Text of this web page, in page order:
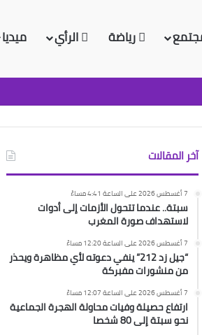
رياضة الرأي ميديا
آخر المقالات
7 أغسطس 2026 على الساعة 4:41 مساءً
سبتة.. عندما تتحول الأزمات إلى أدوات
لاستهداف صورة المغرب
7 أغسطس 2026 على الساعة 12:20 مساءً
“جيل زد 212” ينفي دعوته لأي مظاهرة ويحذر
من منشورات مفبركة
7 أغسطس 2026 على الساعة 12:07 مساءً
ارتفاع حصيلة وفيات محاولة الهجرة الجماعية
نحو سبتة إلى 80 شخصا